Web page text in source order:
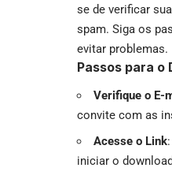
se de verificar
spam. Siga os
evitar problemas.
Passos para o
Verifique o E-
convite com as
Acesse o Link
iniciar o